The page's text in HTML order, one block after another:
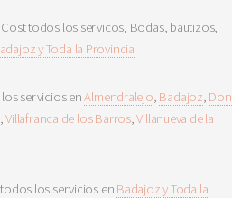
todos los servicos, Bodas, bautizos,
y Toda la Provincia
servicios enAlmendralejo, Badajoz, Don
,Villafranca de los Barros,Villanueva de la
los servicios en Badajoz y Toda la